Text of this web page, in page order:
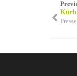
Presse